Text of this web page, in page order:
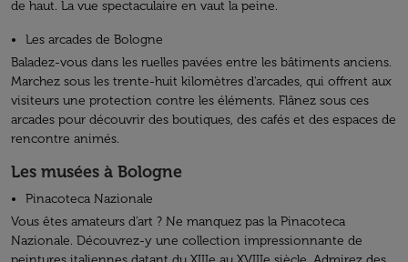
de haut. La vue spectaculaire en vaut la peine.
Les arcades de Bologne
Baladez-vous dans les ruelles pavées entre les bâtiments anciens.
Marchez sous les trente-huit kilomètres d'arcades, qui offrent aux
visiteurs une protection contre les éléments. Flânez sous ces
arcades pour découvrir des boutiques, des cafés et des espaces de
rencontre animés.
Les musées à Bologne
Pinacoteca Nazionale
Vous êtes amateurs d’art ? Ne manquez pas la Pinacoteca
Nazionale. Découvrez-y une collection impressionnante de